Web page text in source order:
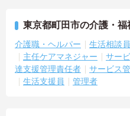
東京都町田市の介護・
介護職・ヘルパー 生活相談員
主任ケアマネジャー
サー
達支援管理責任者
サービス
生活支援員
管理者